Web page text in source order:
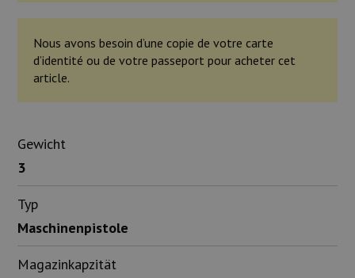
Nous avons besoin d’une copie de votre carte
d’identité ou de votre passeport pour acheter cet
article.
Gewicht
3
Typ
Maschinenpistole
Magazinkapzität